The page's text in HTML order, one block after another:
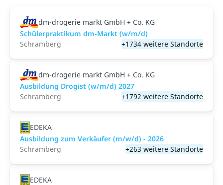
dm-drogerie markt GmbH + Co. KG
Schülerpraktikum dm-Markt (w/m/d)
Schramberg
+1734 weitere Standorte
dm-drogerie markt GmbH + Co. KG
Ausbildung Drogist (w/m/d) 2027
Schramberg
+1792 weitere Standorte
EDEKA
Ausbildung zum Verkäufer (m/w/d) - 2026
Schramberg
+263 weitere Standorte
EDEKA